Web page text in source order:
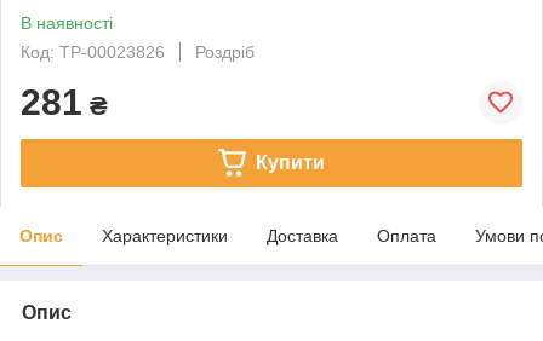
В наявності
Код: ТР-00023826
Роздріб
281 ₴
Купити
Опис Характеристики Доставка Оплата Умови
Опис